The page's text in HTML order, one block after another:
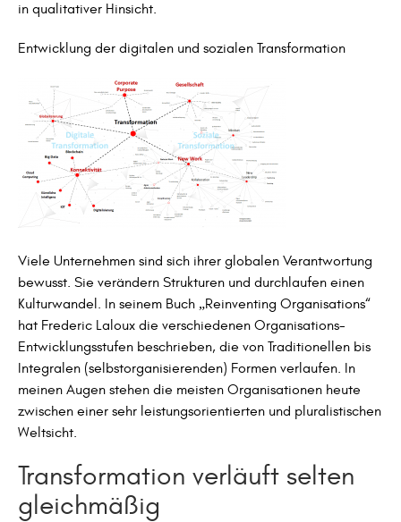
in qualitativer Hinsicht.
Entwicklung der digitalen und sozialen Transformation
Viele Unternehmen sind sich ihrer globalen Verantwortung
bewusst. Sie verändern Strukturen und durchlaufen einen
Kulturwandel. In seinem Buch „Reinventing Organisations“
hat Frederic Laloux die verschiedenen Organisations-
Entwicklungsstufen beschrieben, die von Traditionellen bis
Integralen (selbstorganisierenden) Formen verlaufen. In
meinen Augen stehen die meisten Organisationen heute
zwischen einer sehr leistungsorientierten und pluralistischen
Weltsicht.
Transformation verläuft selten
gleichmäßig